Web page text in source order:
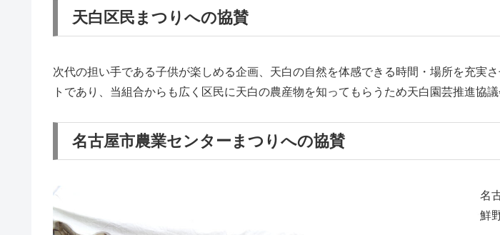
天白区民まつりへの協賛
次代の担い手である子供が楽しめる企画、天白の自然を体感できる時間・場所を充実
トであり、当組合からも広く区民に天白の農産物を知ってもらうため天白園芸推進協
名古屋市農業センターまつりへの協賛
名
鮮